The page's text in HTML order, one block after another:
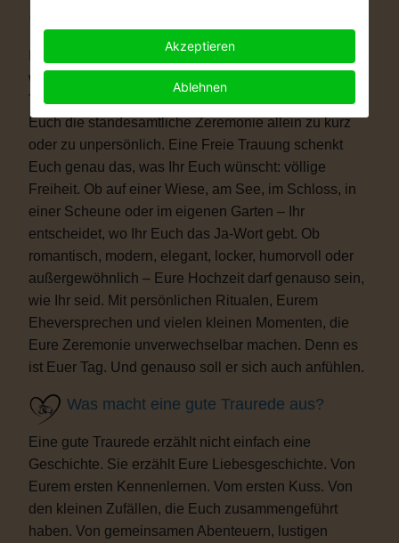
Immer mehr Paare wünschen sich eine Hochzeit, die
wirklich zu ihnen passt. Vielleicht ist eine kirchliche
Trauung nicht das Richtige für Euch. Vielleicht ist
Euch die standesamtliche Zeremonie allein zu kurz
oder zu unpersönlich. Eine Freie Trauung schenkt
Euch genau das, was Ihr Euch wünscht: völlige
Freiheit. Ob auf einer Wiese, am See, im Schloss, in
einer Scheune oder im eigenen Garten – Ihr
entscheidet, wo Ihr Euch das Ja-Wort gebt. Ob
romantisch, modern, elegant, locker, humorvoll oder
außergewöhnlich – Eure Hochzeit darf genauso sein,
wie Ihr seid. Mit persönlichen Ritualen, Eurem
Eheversprechen und vielen kleinen Momenten, die
Eure Zeremonie unverwechselbar machen. Denn es
ist Euer Tag. Und genauso soll er sich auch anfühlen.
Was macht eine gute Traurede aus?
Eine gute Traurede erzählt nicht einfach eine
Geschichte. Sie erzählt Eure Liebesgeschichte. Von
Eurem ersten Kennenlernen. Vom ersten Kuss. Von
den kleinen Zufällen, die Euch zusammengeführt
haben. Von gemeinsamen Abenteuern, lustigen
Akzeptieren
Ablehnen